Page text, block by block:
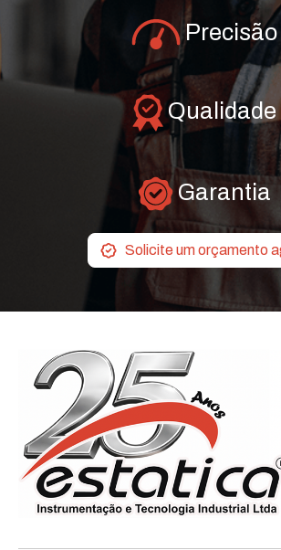
Precisão
Qualidade
Garantia
Solicite um orçamento